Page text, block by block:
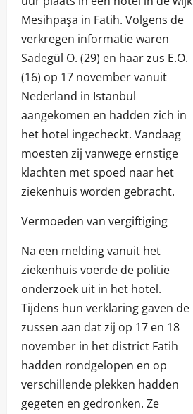
Mesihpaşa in Fatih. Volgens de
verkregen informatie waren
Sadegül O. (29) en haar zus E.O.
(16) op 17 november vanuit
Nederland in Istanbul
aangekomen en hadden zich in
het hotel ingecheckt. Vandaag
moesten zij vanwege ernstige
klachten met spoed naar het
ziekenhuis worden gebracht.
Vermoeden van vergiftiging
Na een melding vanuit het
ziekenhuis voerde de politie
onderzoek uit in het hotel.
Tijdens hun verklaring gaven de
zussen aan dat zij op 17 en 18
november in het district Fatih
hadden rondgelopen en op
verschillende plekken hadden
gegeten en gedronken. Ze